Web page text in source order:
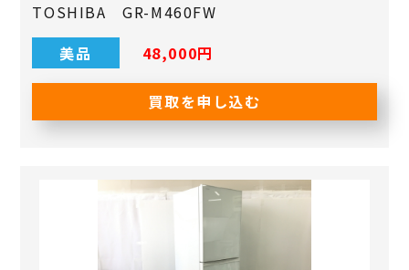
TOSHIBA GR-M460FW
美品
48,000円
買取を申し込む